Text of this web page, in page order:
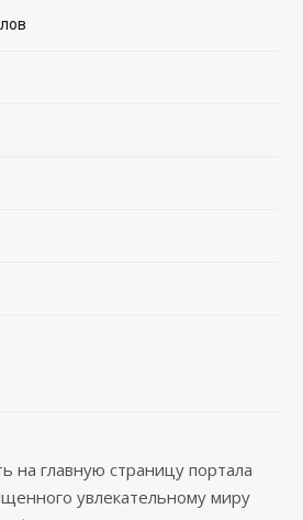
на главную страницу портала
увлекательному миру